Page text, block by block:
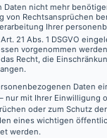
nicht mehr
von Rechtsansprüchen
Ihrer
21 Abs. 1 DSGVO
vorgenommen
Recht, die
Daten
nur mit Ihrer Einwilligung
oder zum Schutz
eines wichtigen
werden.